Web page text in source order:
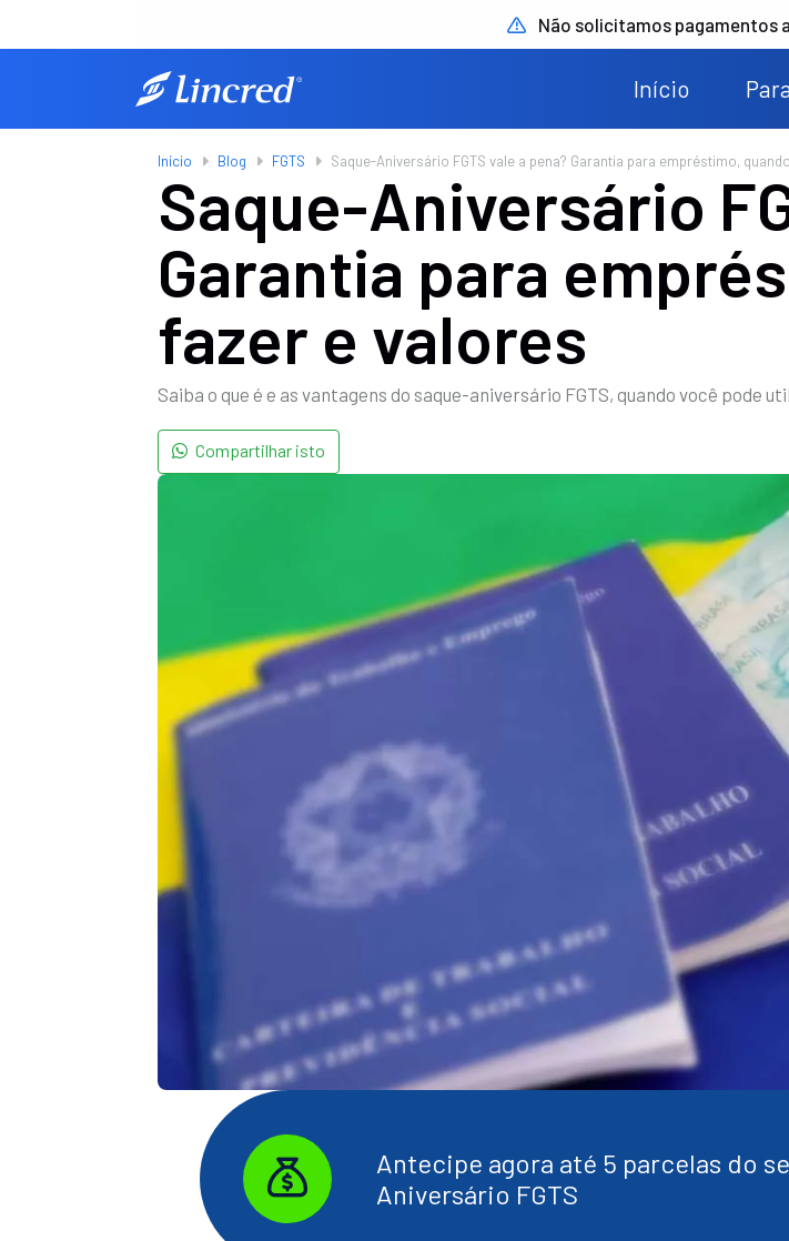
Não solicitamos pagamentos
Início
Início Blog FGTS Saque-Aniversário FGTS vale a pena? Garantia para empréstimo,
Saque-Aniversário
Garantia para
fazer e valores
Saiba o que é e as vantagens do saque-aniversário FGTS, quando você pode
Compartilhar isto
Antecipe agora até 5 parcelas do
Aniversário FGTS